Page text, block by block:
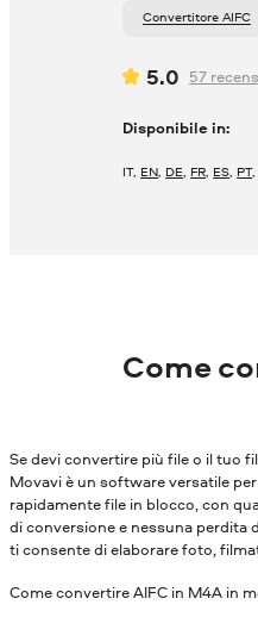
Convertitore AIFC
5.0 57
Disponibile in:
IT, EN, DE, FR, ES, PT,
Come
Se devi convertire più file o il tuo
Movavi è un software versatile
rapidamente file in blocco, con
di conversione e nessuna perdita
ti consente di elaborare foto,
Come convertire AIFC in M4A in